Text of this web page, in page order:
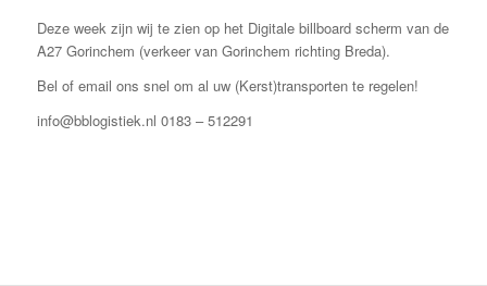
Deze week zijn wij te zien op het Digitale billboard scherm van de
A27 Gorinchem (verkeer van Gorinchem richting Breda).
Bel of email ons snel om al uw (Kerst)transporten te regelen!
info@bblogistiek.nl 0183 – 512291